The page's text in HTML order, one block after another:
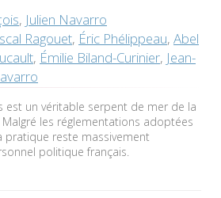
, Julien Navarro
Ragouet, Éric Phélippeau, Abel
, Émilie Biland-Curinier, Jean-
est un véritable serpent de mer de la
les réglementations adoptées
pratique reste massivement
politique français.